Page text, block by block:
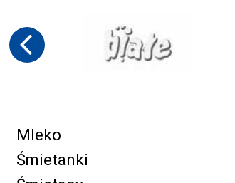
Mleko
Śmietanki